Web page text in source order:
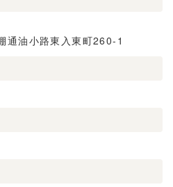
通油小路東入東町260-1